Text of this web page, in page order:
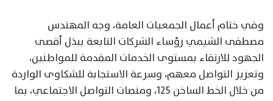
وفي ختام أعمال الجمعيات العامة، وجه المهندس
مصطفى الشيمي رؤساء الشركات التابعة ببذل أقصى
الجهود للارتقاء بمستوى الخدمات المقدمة للمواطنين،
وتعزيز التواصل معهم، وسرعة الاستجابة للشكاوى الواردة
من خلال الخط الساخن 125، ومنصات التواصل الاجتماعي، بما